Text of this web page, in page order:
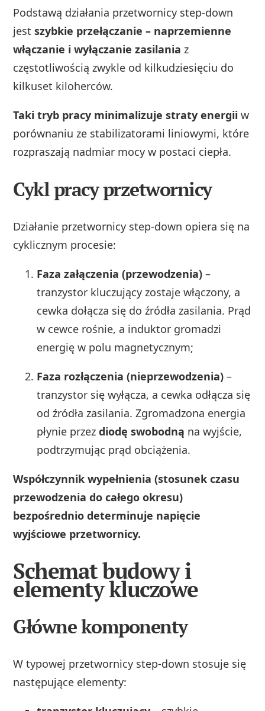
Podstawą działania przetwornicy step-down
jestszybkie przełączanie – naprzemienne
włączanie i wyłączanie zasilania z
częstotliwością zwykle od kilkudziesięciu do
kilkuset kiloherców.
Taki tryb pracy minimalizuje straty energii w
porównaniu ze stabilizatorami liniowymi, które
rozpraszają nadmiar mocy w postaci ciepła.
Cykl pracy przetwornicy
Działanie przetwornicy step-down opiera się na
cyklicznym procesie:
Faza załączenia (przewodzenia) –
tranzystor kluczujący zostaje włączony, a
cewka dołącza się do źródła zasilania. Prąd
w cewce rośnie, a induktor gromadzi
energię w polu magnetycznym;
Faza rozłączenia (nieprzewodzenia) –
tranzystor się wyłącza, a cewka odłącza się
od źródła zasilania. Zgromadzona energia
płynie przezdiodę swobodną na wyjście,
podtrzymując prąd obciążenia.
Współczynnik wypełnienia (stosunek czasu
przewodzenia do całego okresu)
bezpośrednio determinuje napięcie
wyjściowe przetwornicy.
Schemat budowy i
elementy kluczowe
Główne komponenty
W typowej przetwornicy step-down stosuje się
następujące elementy: